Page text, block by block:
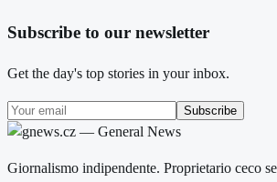
Subscribe to our newsletter
Get the day's top stories in your inbox.
Subscribe
Giornalismo indipendente. Proprietario ceco